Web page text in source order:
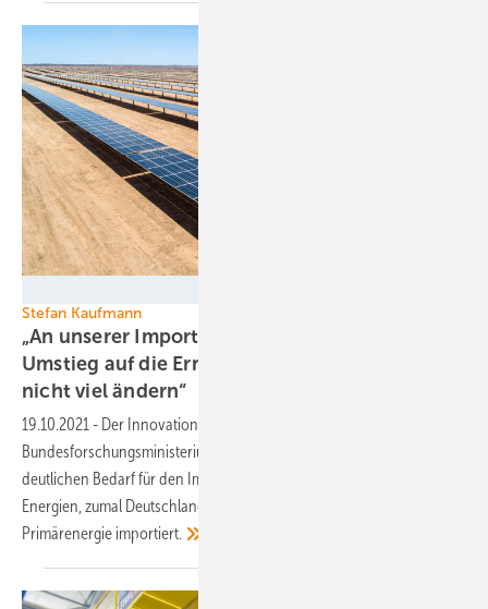
Stefan Kaufmann
„An unserer Importabhängigkeit wird sich beim
Umstieg auf die Erneuerbaren voraussichtlich
nicht vieländern“
19.10.2021 - Der Innovationsbeauftragte Grüner Wasserstoff im
Bundesforschungsministerium, Stefan Kaufmann, sieht künftig einen
deutlichen Bedarf für den Import von Wasserstoff aus erneuerbaren
Energien, zumal Deutschland heute rund 70 Prozent seiner
Primärenergie importiert.